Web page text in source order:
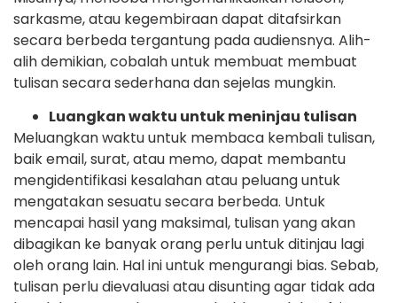
sarkasme, atau kegembiraan dapat ditafsirkan
secara berbeda tergantung pada audiensnya. Alih-
alih demikian, cobalah untuk membuat membuat
tulisan secara sederhana dan sejelas mungkin.
Luangkan waktu untuk meninjau tulisan
Meluangkan waktu untuk membaca kembali tulisan,
baik email, surat, atau memo, dapat membantu
mengidentifikasi kesalahan atau peluang untuk
mengatakan sesuatu secara berbeda. Untuk
mencapai hasil yang maksimal, tulisan yang akan
dibagikan ke banyak orang perlu untuk ditinjau lagi
oleh orang lain. Hal ini untuk mengurangi bias. Sebab,
tulisan perlu dievaluasi atau disunting agar tidak ada